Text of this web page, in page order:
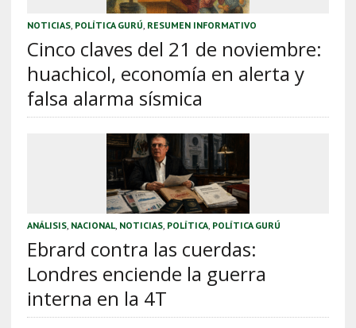
NOTICIAS, POLÍTICA GURÚ RESUMEN INFORMATIVO
Cinco claves del 21 de noviembre:
huachicol, economía en alerta y
falsa alarma sísmica
ANÁLISIS, NACIONAL, NOTICIAS, POLÍTICA, POLÍTICA GURÚ
Ebrard contra las cuerdas:
Londres enciende la guerra
interna en la 4T